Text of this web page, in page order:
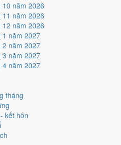
năm 2026
năm 2026
năm 2026
1 năm 2027
2 năm 2027
3 năm 2027
4 năm 2027
tháng
kết hôn
30/07/2026
đán vào1/2/2003
Quý hành Thủy, Địa Chi Mùi hành
hành Mộc. Hai hành Can và Chi
nền khí của cả năm.
trở lên
dùng chung với trang chi tiết từng
Đạo.
. Về phong thủy, sao Ngũ Hoàng
tục lệ thì nên làm lễ giải đầu năm.